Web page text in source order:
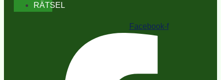
RÄTSEL
Facebook-f